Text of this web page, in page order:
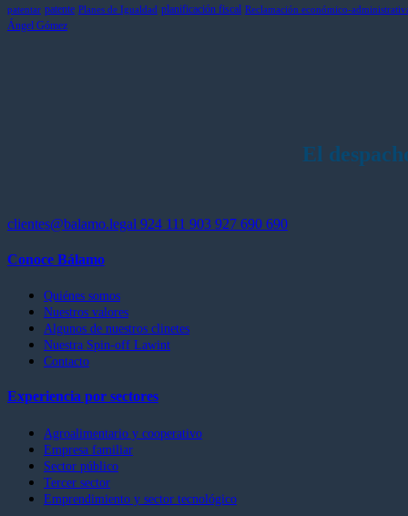
patentar patente Planes de Igualdad planificación fiscal Reclamación económico-
Ángel Gómez
El
clientes@balamo.legal 924 111 903 927 690 690
Conoce Bálamo
Quiénes somos
Nuestros valores
Algunos de nuestros clinetes
Nuestra Spin-off Lawint
Contacto
Experiencia por sectores
Agroalimentario y cooperativo
Empresa familiar
Sector público
Tercer sector
Emprendimiento y sector tecnológico